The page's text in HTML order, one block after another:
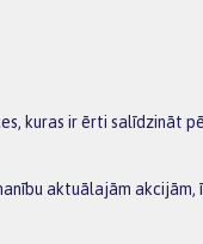
kuras ir ērti salīdzināt
aktuālajām